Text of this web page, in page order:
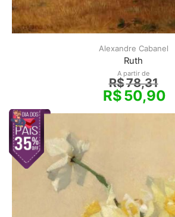
Alexandre Cabanel
Ruth
A partir de
R$78,31
R$50,90